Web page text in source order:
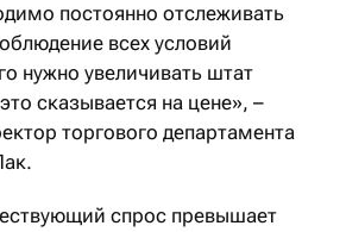
постоянно отслеживать
всех условий
нужно увеличивать штат
сказывается на цене», –
торгового департамента
спрос превышает